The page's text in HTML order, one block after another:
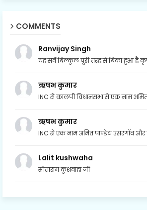
COMMENTS
Ranvijay Singh
यह सर्वे बिल्कुल पूरी तरह से बिका हुआ है
ऋषभ कुमार
INC से कालपी विधानसभा से एक नाम
ऋषभ कुमार
INC से एक नाम अमित पाण्डेय उसरगॉव और
Lalit kushwaha
सीताराम कुशवाहा जी